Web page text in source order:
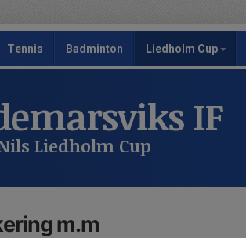
Tennis Badminton Liedholm Cup
IF
Liedholm Cup
m.m